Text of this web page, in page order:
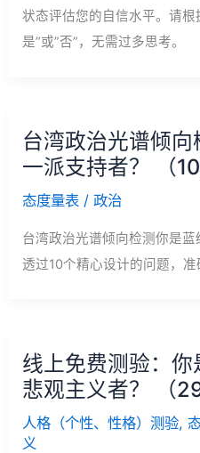
状态评估您的自信水平。请
是”或”否”，无需过多思考。
台湾政治光谱倾
一派支持者？ （10
态度量表 /政治
台湾政治光谱倾向检测你是蓝
透过10个精心设计的问题，
线上免费测验：
悲观主义者？ （29
人格（个性、性格）测验,
义